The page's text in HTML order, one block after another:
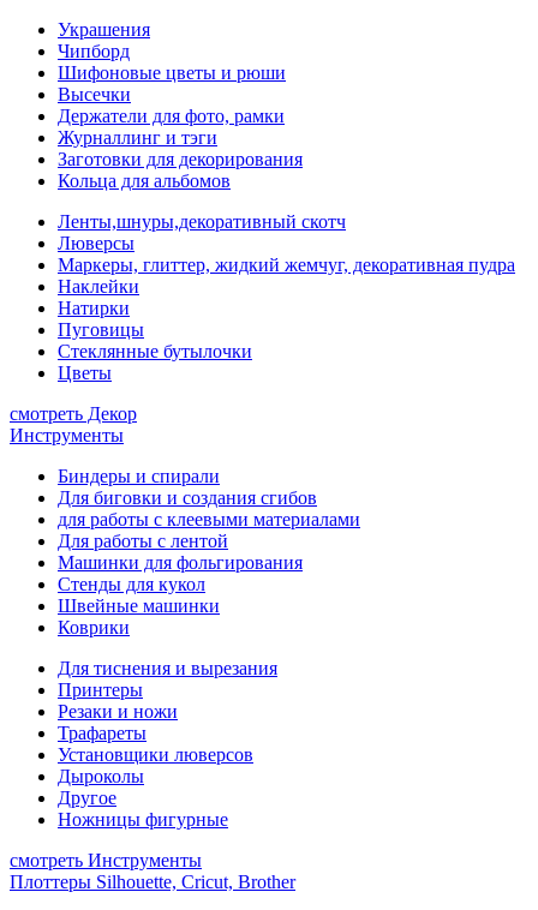
Украшения
Чипборд
Шифоновые цветы и рюши
Высечки
Держатели для фото, рамки
Журналлинг и тэги
Заготовки для декорирования
Кольца для альбомов
Ленты,шнуры,декоративный скотч
Люверсы
Маркеры, глиттер, жидкий жемчуг, декоративная пудра
Наклейки
Натирки
Пуговицы
Стеклянные бутылочки
Цветы
смотреть Декор
Инструменты
Биндеры и спирали
Для биговки и создания сгибов
для работы с клеевыми материалами
Для работы с лентой
Машинки для фольгирования
Стенды для кукол
Швейные машинки
Коврики
Для тиснения и вырезания
Принтеры
Резаки и ножи
Трафареты
Установщики люверсов
Дыроколы
Другое
Ножницы фигурные
смотреть Инструменты
Плоттеры Silhouette, Cricut, Brother